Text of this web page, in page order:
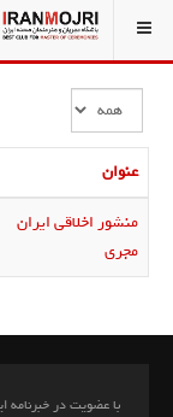
شما اینجا هستید:
نمایش
#
عنوان
منشور اخلاقی ایران
مجری
با عضویت در خبرنامه